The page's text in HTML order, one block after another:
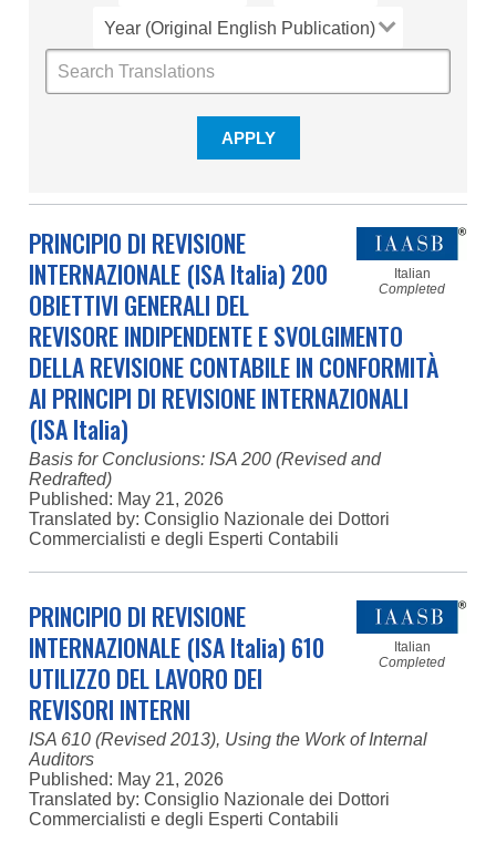
Search
Italian
Completed
PRINCIPIO DI REVISIONE
INTERNAZIONALE (ISA Italia) 200
OBIETTIVI GENERALI DEL
REVISORE INDIPENDENTE E SVOLGIMENTO
DELLA REVISIONE CONTABILE IN CONFORMITÀ
AI PRINCIPI DI REVISIONE INTERNAZIONALI
(ISA Italia)
Basis for Conclusions: ISA 200 (Revised and
Redrafted)
Published: May 21, 2026
Translated by: Consiglio Nazionale dei Dottori
Commercialisti e degli Esperti Contabili
Italian
Completed
PRINCIPIO DI REVISIONE
INTERNAZIONALE (ISA Italia) 610
UTILIZZO DEL LAVORO DEI
REVISORI INTERNI
ISA 610 (Revised 2013), Using the Work of Internal
Auditors
Published: May 21, 2026
Translated by: Consiglio Nazionale dei Dottori
Commercialisti e degli Esperti Contabili